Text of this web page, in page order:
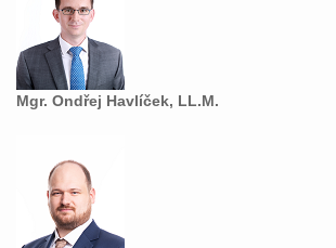
Mgr. Ondřej Havlíček, LL.M.